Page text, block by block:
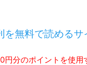
を無料で読めるサ
分のポイントを使用